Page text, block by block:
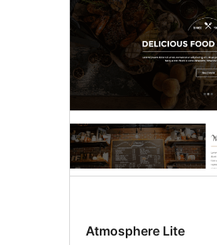
drink
Atmosphere Lite